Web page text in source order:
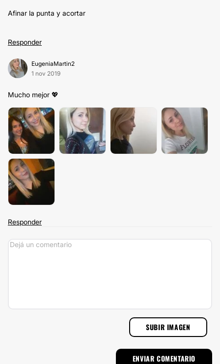
Afinar la punta y acortar
Responder
EugeniaMartin2
1 nov 2019
Mucho mejor 💖
Responder
SUBIR IMAGEN